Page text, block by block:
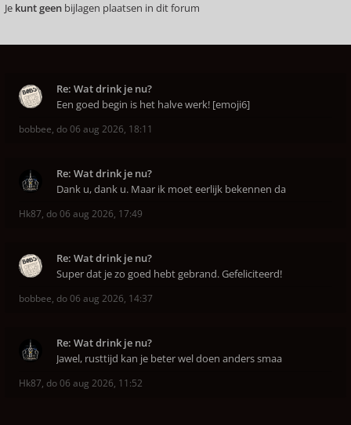
Je kunt geen bijlagen plaatsen in dit forum
Re: Wat drink je nu?
Een goed begin is het halve werk! [emoji6]
bobbee, do 06 aug 2026, 18:11
Re: Wat drink je nu?
Dank u, dank u. Maar ik moet eerlijk bekennen da
Hk87, do 06 aug 2026, 17:49
Re: Wat drink je nu?
Super dat je zo goed hebt gebrand. Gefeliciteerd!
bobbee, do 06 aug 2026, 14:37
Re: Wat drink je nu?
Jawel, rusttijd kan je beter wel doen anders smaa
Hk87, do 06 aug 2026, 11:52